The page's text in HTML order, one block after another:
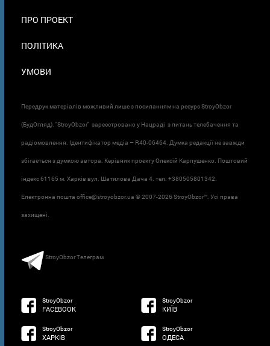
ПРО ПРОЕКТ
ПОЛІТИКА
УМОВИ
Передрук матеріалів можливий лише з посиланням на ресурс StroyObzor
(БудОгляд). "StroyObzor" зареєстровано у Нацраді з питань телебачення та
радіомовлення. Ідентифікатор медіа – R40-06464. Думка редакції не завжди
збігається з думкою автора. Керівник проєкту Олексій Карпушенко. Поштовий
індекс 61165 м. Харків вул. Шатилова Дача 4. тел. +380505801342.
Електронна пошта office@stroyobzor.ua © 2007-2026 StroyObzor™. Усі права
захищені.
StroyObzor Телеграм
StroyObzor
FACEBOOK
StroyObzor
КИЇВ
StroyObzor
ХАРКІВ
StroyObzor
ОДЕСА